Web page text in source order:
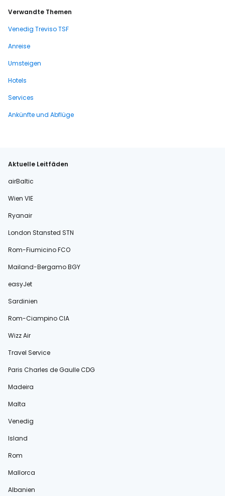
Verwandte Themen
Venedig Treviso TSF
Anreise
Umsteigen
Hotels
Services
Ankünfte und Abflüge
Aktuelle Leitfäden
airBaltic
Wien VIE
Ryanair
London Stansted STN
Rom-Fiumicino FCO
Mailand-Bergamo BGY
easyJet
Sardinien
Rom-Ciampino CIA
Wizz Air
Travel Service
Paris Charles de Gaulle CDG
Madeira
Malta
Venedig
Island
Rom
Mallorca
Albanien